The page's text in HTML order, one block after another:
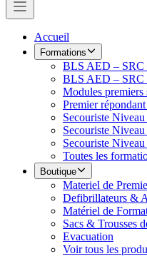
Accueil
Formations
BLS AED – SRC
BLS AED – SRC
Modules premiers
Premier
Secouriste
Secouriste
Secouriste
Toutes les
Boutique
Materiel de
Defibrillateurs &
Matériel de
Sacs & Trousses
Evacuation
Voir tous les